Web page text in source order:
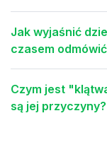
Jak wyjaśnić
czasem
Czym jest
są jej przyczyny?